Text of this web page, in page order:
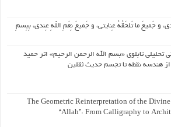
و جَمیعَ ما تَلحَقُهُ عِنایتی، و جَمیعَ نِعَمِ اللّهِ عِندی، بِبِسمِ
تحلیلی تابلوی «بسم الله الرحمن الرحیم» اثر حمید
از هندسه نقطه تا تجسم حدیث ثقلین
The Geometric Reinterpretation of the Divine
“Allah”: From Calligraphy to